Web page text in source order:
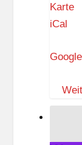
KarteF
u
S
t
g
iCal